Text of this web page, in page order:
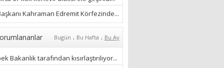
13/03/2026
“KURTULDUM”
28/01/2024
Kahraman Edremit Körfezinde...
Bugün . Bu Hafta . Bu Ay
Bakanlık tarafından kısırlaştırılıyor...